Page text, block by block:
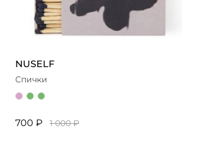
NUSELF
Спички
700 ₽ 1 000 ₽